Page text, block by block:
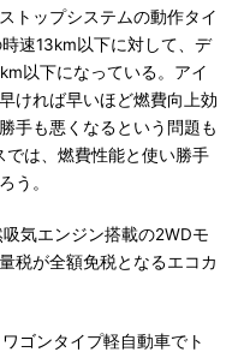
トップシステムの動作タイ
速13km以下に対して、デ
以下になっている。アイ
ければ早いほど燃費向上効
手も悪くなるという問題も
では、燃費性能と使い勝手
う。
気エンジン搭載の2WDモ
税が全額免税となるエコカ
ゴンタイプ軽自動車でト